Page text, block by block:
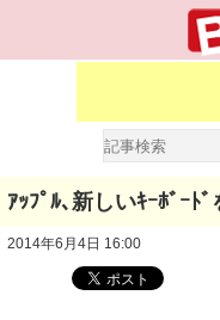
ｱｯﾌﾟﾙ､新しいｷｰﾎﾞｰﾄ
2014年6月4日 16:00